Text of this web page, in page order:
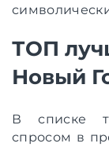
ТОП
Новый
В списке
спросом в